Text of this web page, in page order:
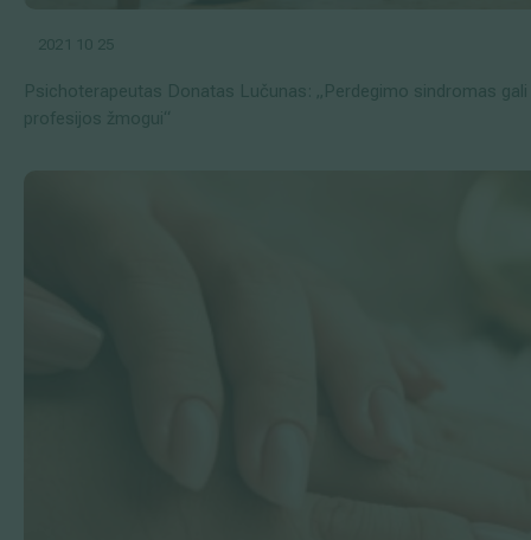
2021 10 25
Psichoterapeutas Donatas Lučunas: „Perdegimo sindromas
profesijos žmogui“